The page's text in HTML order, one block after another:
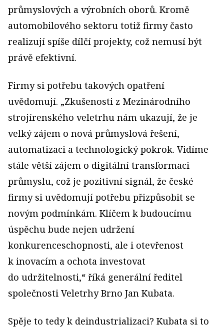
průmyslových a výrobních oborů. Kromě
automobilového sektoru totiž firmy často
realizují spíše dílčí projekty, což nemusí být
právě efektivní.
Firmy si potřebu takových opatření
uvědomují. „Zkušenosti z Mezinárodního
strojírenského veletrhu nám ukazují, že je
velký zájem o nová průmyslová řešení,
automatizaci a technologický pokrok. Vidíme
stále větší zájem o digitální transformaci
průmyslu, což je pozitivní signál, že české
firmy si uvědomují potřebu přizpůsobit se
novým podmínkám. Klíčem k budoucímu
úspěchu bude nejen udržení
konkurenceschopnosti, ale i otevřenost
k inovacím a ochota investovat
do udržitelnosti,“ říká generální ředitel
společnosti Veletrhy Brno Jan Kubata.
Spěje to tedy k deindustrializaci? Kubata si to